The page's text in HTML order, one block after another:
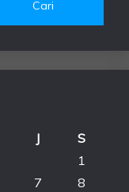
J
S
1
7
8